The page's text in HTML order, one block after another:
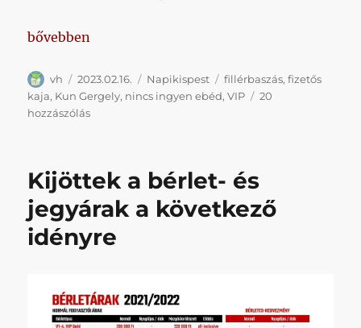
„Napikispest 2023/02/16”
bővebben
Szerző
vh Közzétéve
2023.02.16. Kategória
Napikispest Címke
fillérbaszás,fizetős
kaja, Kun Gergely, nincs ingyen ebéd,VIP
20
hozzászólásNapikispest
Kijöttek a bérlet- és
jegyárak a következő
idényre